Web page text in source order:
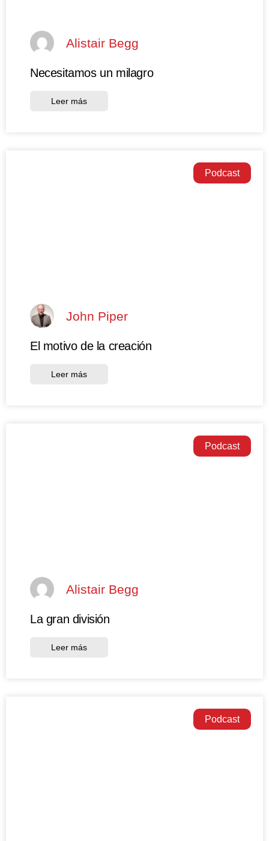
Alistair Begg
Necesitamos un milagro
Leer más
Podcast
John Piper
El motivo de la creación
Leer más
Podcast
Alistair Begg
La gran división
Leer más
Podcast